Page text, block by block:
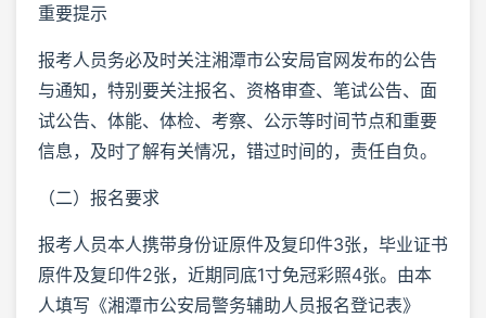
重要提示
报考人员务必及时关注湘潭市公安局官网发布的公告
与通知，特别要关注报名、资格审查、笔试公告、面
试公告、体能、体检、考察、公示等时间节点和重要
信息，及时了解有关情况，错过时间的，责任自负。
（二）报名要求
报考人员本人携带身份证原件及复印件3张，毕业证书
原件及复印件2张，近期同底1寸免冠彩照4张。由本
人填写《湘潭市公安局警务辅助人员报名登记表》